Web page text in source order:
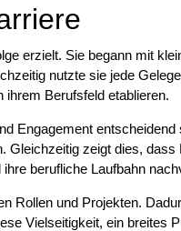
erzielt. Sie begann mit
nutzte sie jede
Berufsfeld etablieren.
Engagement
zeigt dies,
berufliche Laufbahn
Rollen und Projekten.
Vielseitigkeit, ein breites